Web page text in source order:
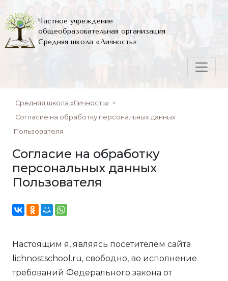
Частное учреждение
общеобразовательная организация
Средняя школа «Личность»
Средняя школа «Личность» >
Согласие на обработку персональных данных
Пользователя
Согласие на обработку
персональных данных
Пользователя
Настоящим я, являясь посетителем сайта
lichnostschool.ru, свободно, во исполнение
требований Федерального закона от